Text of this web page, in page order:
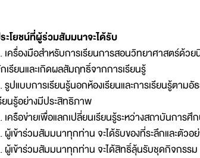
ะโยชน์ที่ผู้ร่วมสัมมนาจะได้รับ
เครื่องมือสำหรับการเรียนการสอนวิทยาศาสตร์ด้ว
เรียนและเกิดผลสัมฤทธิ์จากการเรียนรู้
รูปแบบการเรียนรู้นอกห้องเรียนและการเรียนรู้ตาม
ยนรู้อย่างมีประสิทธิภาพ
เครือข่ายเพื่อแลกเปลี่ยนเรียนรู้ระหว่างสถาบันการศึ
ผู้เข้าร่วมสัมมนาทุกท่าน จะได้รับของที่ระลึกและตัว
ผู้เข้าร่วมสัมมนาทุกท่าน จะได้สิทธิ์ลุ้นรับชุดกิจกรร